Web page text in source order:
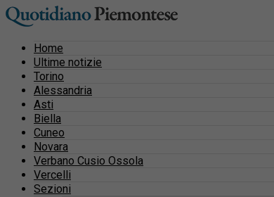
Home
Ultime notizie
Torino
Alessandria
Asti
Biella
Cuneo
Novara
Verbano Cusio Ossola
Vercelli
Sezioni